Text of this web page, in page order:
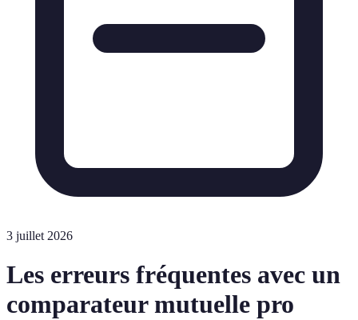
3 juillet 2026
Les erreurs fréquentes avec un
comparateur mutuelle pro